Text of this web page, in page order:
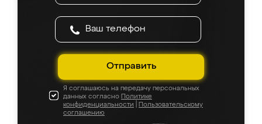
Отправить
Я соглашаюсь на передачу персональных
данных согласно Политике
конфиденциальности
Пользовательскому
соглашению